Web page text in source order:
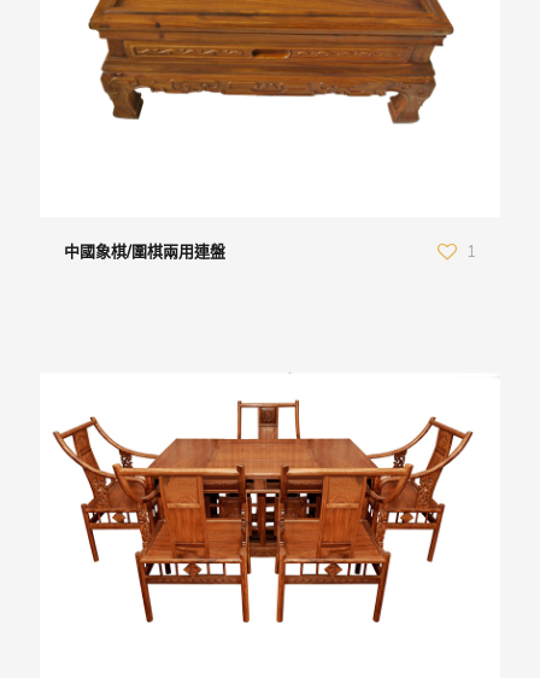
中國象棋/圍棋兩用連盤 1